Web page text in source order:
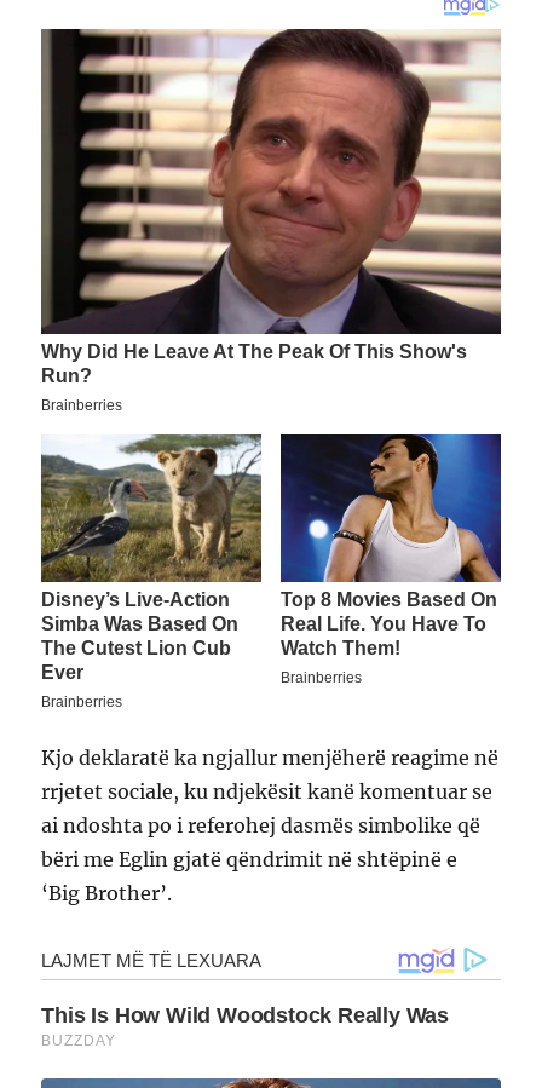
Kjo deklaratë ka ngjallur menjëherë reagime në
rrjetet sociale, ku ndjekësit kanë komentuar se
ai ndoshta po i referohej dasmës simbolike që
bëri me Eglin gjatë qëndrimit në shtëpinë e
‘Big Brother’.